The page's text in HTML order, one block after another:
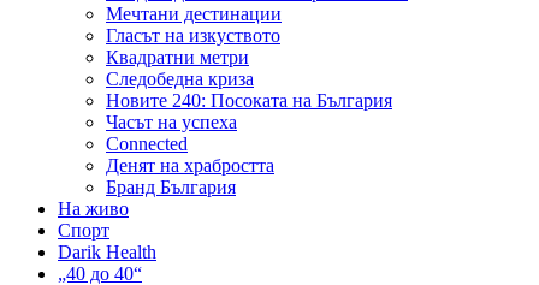
Мечтани дестинации
Гласът на изкуството
Квадратни метри
Следобедна криза
Новите 240: Посоката на България
Часът на успеха
Connected
Денят на храбростта
Бранд България
На живо
Спорт
Darik Health
„40 до 40“